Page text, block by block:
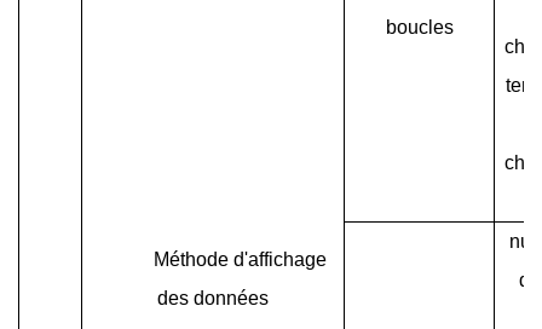
Méthode d'affichage
des données
boucles